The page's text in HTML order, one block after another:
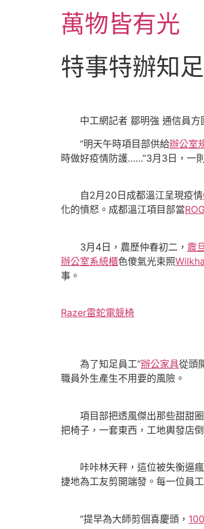
萬物皆有光
特事特辦知
中工網記者 鄒明強 通信員方
“明天午時項目部供給辦公室
時做好疫情防護……”3月3日，一
自2月20日成都溫江呈現疫情
化的憤怒。成都溫江項目部當
3月4日，農歷仲春初二， 震
辦公室系統櫃色傻氣光束照
事。
Razer雷蛇電競椅
為了知足員工“辦公家具從頭
職員外生產生不用要的風險。
項目部把透風傑出那些甜甜圈
把椅子，一套東西，工地輿發店
咔咔林天秤，這位被失衡逼瘋
捷地為工友剪開端發。每一位員
“提早為大師剪個喜慶頭，